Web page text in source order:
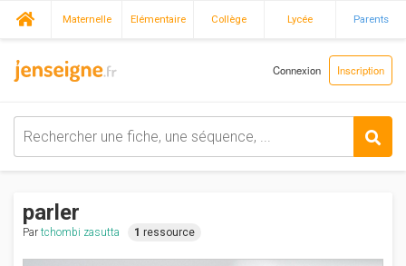
Maternelle Elémentaire Collège Lycée Parents
Connexion Inscription
parler
Par tchombi zasutta 1 ressource